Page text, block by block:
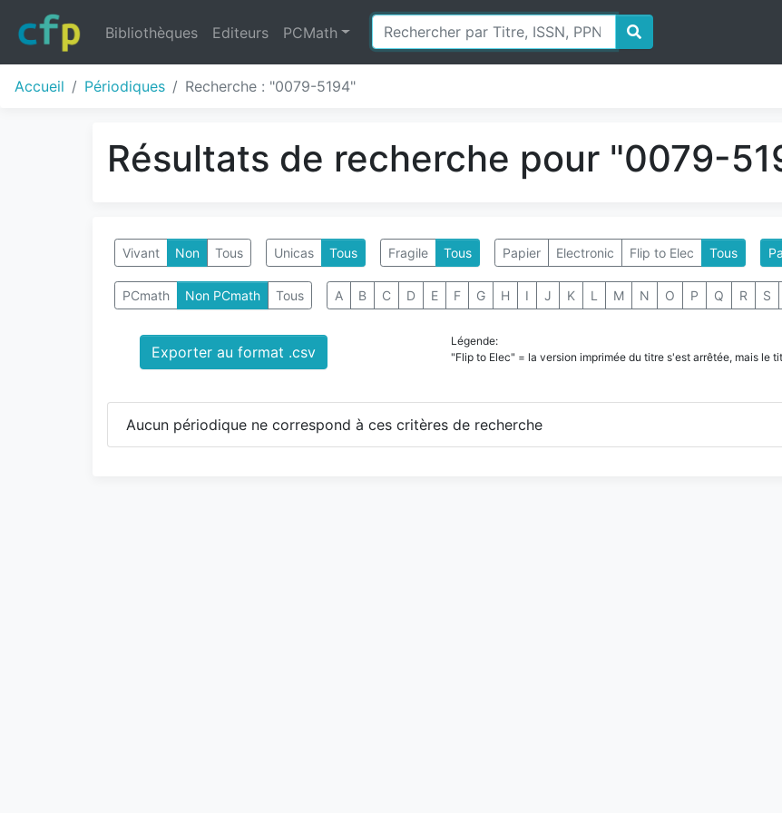
Bibliothèques Editeurs PCMath
Accueil Périodiques Recherche : "0079-5194"
Résultats de recherche pour "0079-
Vivant Non Tous Unicas Tous Fragile Tous Papier Electronic Flip to Elec Tous
PCmath Non PCmath Tous A B C D E F G H I J K L M N O P Q R S
Exporter au format .csv
Légende:
"Flip to Elec" = la version imprimée du titre s'est arrêtée, mais le
Aucun périodique ne correspond à ces critères de recherche